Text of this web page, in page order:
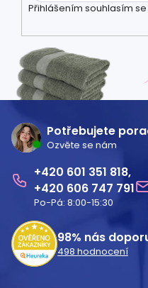
Přihlášením souhlasím se
Potřebujete
Ozvěte se nám
601 351 818
606 747 791
Po-Pá: 8:00-15:30
98% nás
498 hodnocení